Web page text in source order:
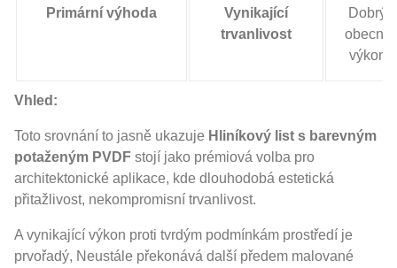
Primární výhoda
Vynikající
trvanlivost
Dobrý
obecný
výkon
Vhled:
Toto srovnání to jasně ukazuje Hliníkový list s barevným
potaženým PVDF stojí jako prémiová volba pro
architektonické aplikace, kde dlouhodobá estetická
přitažlivost, nekompromisní trvanlivost.
A vynikající výkon proti tvrdým podmínkám prostředí je
prvořadý, Neustále překonává další předem malované